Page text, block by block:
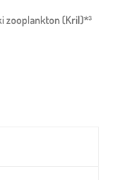
zooplankton (Kril)*³